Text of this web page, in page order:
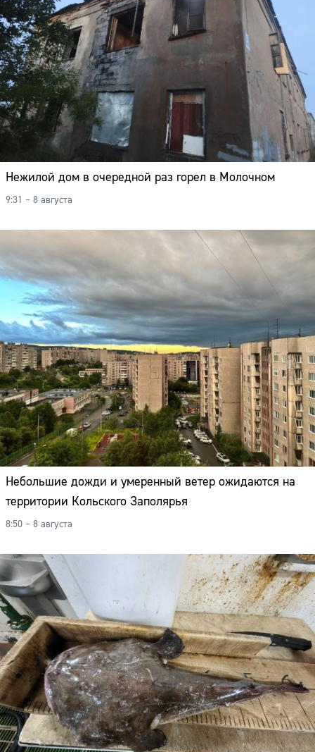
Нежилой дом в очередной раз горел в Молочном
9:31 – 8 августа
Небольшие дожди и умеренный ветер ожидаются на
территории Кольского Заполярья
8:50 – 8 августа